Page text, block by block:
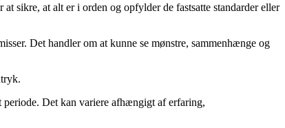
sikre, at alt er i orden og opfylder de fastsatte standarder eller
Det handler om at kunne se mønstre, sammenhænge og
Det kan variere afhængigt af erfaring,